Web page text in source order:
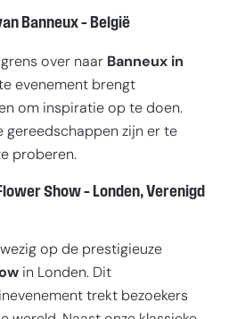
Banneux – België
over naar Banneux in
evenement brengt
om inspiratie op te doen.
gereedschappen zijn er te
proberen.
Show – Londen, Verenigd
op de prestigieuze
in Londen. Dit
trekt bezoekers